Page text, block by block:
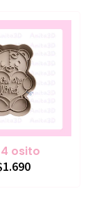
osito